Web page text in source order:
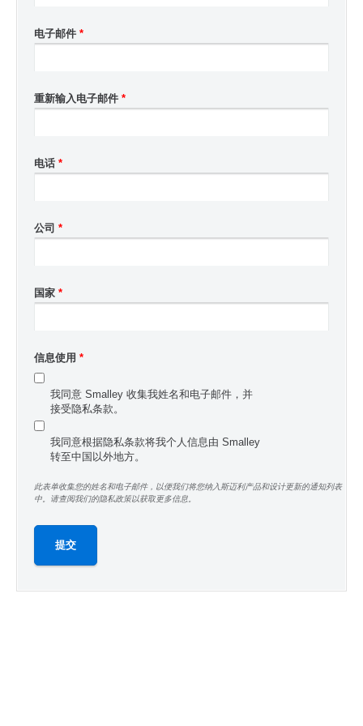
电子邮件 *
重新输入电子邮件 *
电话 *
公司 *
国家 *
信息使用 *
我同意 Smalley 收集我姓名和电子邮件，并
接受隐私条款。
我同意根据隐私条款将我个人信息由 Smalley
转至中国以外地方。
此表单收集您的姓名和电子邮件，以便我们将您纳入斯迈利产品和设计更新的通知列表
中。请查阅我们的隐私政策以获取更多信息。